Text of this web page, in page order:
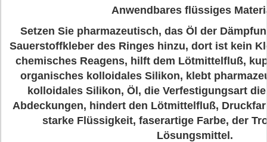
Anwendbares flüssiges
Setzen Sie pharmazeutisch, das Öl der
Sauerstoffkleber des Ringes hinzu, dort ist kein
chemisches Reagens, hilft dem Lötmittelfluß,
organisches kolloidales Silikon, klebt
kolloidales Silikon, Öl, die Verfestigungsart
Abdeckungen, hindert den Lötmittelfluß,
starke Flüssigkeit, faserartige Farbe, der
Lösungsmittel.